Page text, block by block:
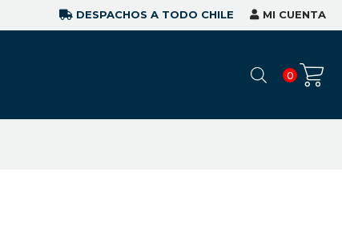
DESPACHOS A TODO CHILE MI CUENTA
0